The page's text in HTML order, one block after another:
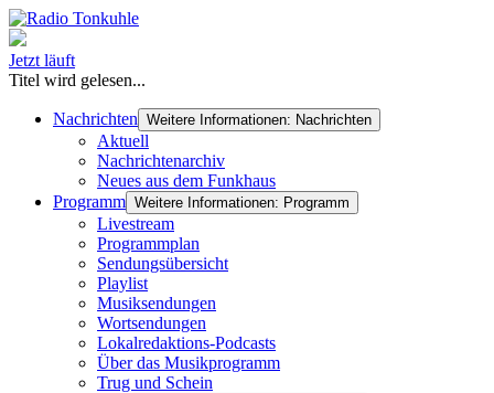
Jetzt läuft
Titel wird gelesen...
Nachrichten Weitere Informationen: Nachrichten
Aktuell
Nachrichtenarchiv
Neues aus dem Funkhaus
Programm Weitere Informationen: Programm
Livestream
Programmplan
Sendungsübersicht
Playlist
Musiksendungen
Wortsendungen
Lokalredaktions-Podcasts
Über das Musikprogramm
Trug und Schein